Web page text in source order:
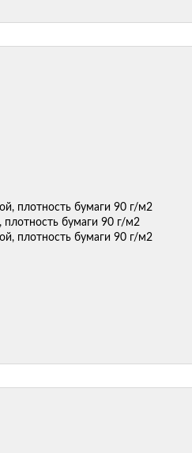
плотность бумаги 90 г/м2